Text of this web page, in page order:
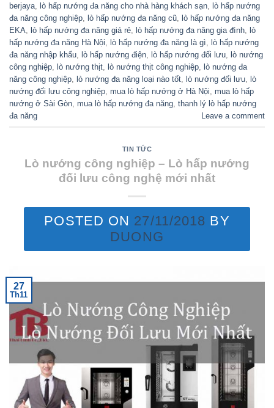
berjaya
lò hấp nướng đa năng cho nhà hàng khách sạn
lò hấp nướng
đa năng công nghiệp
lò hấp nướng đa năng cũ
lò hấp nướng đa năng
EKA
lò hấp nướng đa năng giá rẻ lò hấp nướng đa năng gia đình
lò
hấp nướng đa năng Hà Nội
lò hấp nướng đa năng là gì
lò hấp nướng
đa năng nhập khẩu
lò hấp nướng điện lò hấp nướng đối lưu
lò nướng
công nghiệp
lò nướng thịt lò nướng thịt công nghiệp
lò nướng đa
năng công nghiệp
lò nướng đa năng loại nào tốt lò nướng đối lưu
lò
nướng đối lưu công nghiệp mua lò hấp nướng ở Hà Nội mua lò hấp
nướng ở Sài Gòn mua lò hấp nướng đa năng thanh lý lò hấp nướng
đa năng
Leave a comment
TIN TỨC
Lò nướng công nghiệp – Lò hấp nướng
đối lưu công nghệ mới nhất
POSTED ON 27/11/2018 BY
DUONG
27
Th11